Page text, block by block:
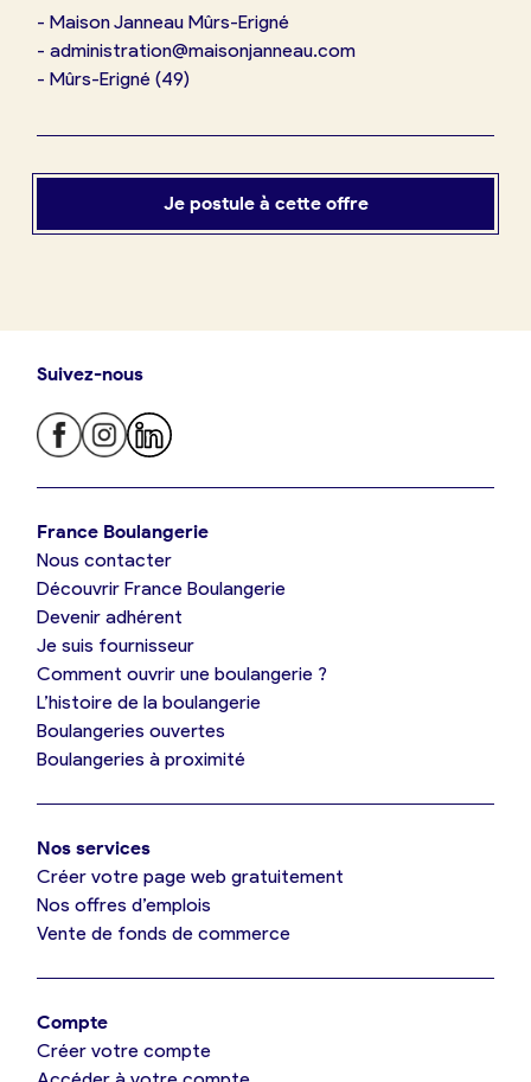
Je trouve ma boulangerie
Je suis boulanger
Je découvre France Boulangerie
Mes tarifs
Je référence ma boulangerie (gratuit)
Offres d’emploi
Je suis fournisseur
-Maison Janneau Mûrs-Erigné
-administration@maisonjanneau.com
-Mûrs-Erigné(49)
Je postule à cette offre
Suivez-nous
France Boulangerie
Nous contacter
Découvrir France Boulangerie
Devenir adhérent
Je suis fournisseur
Comment ouvrir une boulangerie ?
L’histoire de la boulangerie
Boulangeries ouvertes
Boulangeries à proximité
Nos services
Créer votre page web gratuitement
Nos offres d’emplois
Vente de fonds de commerce
Compte
Créer votre compte